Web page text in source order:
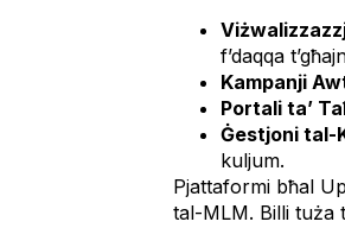
f’daqqa
Kampanji
Portali ta’
Ġestjoni tal-
kuljum.
Pjattaformi bħal
tal-MLM. Billi tuża